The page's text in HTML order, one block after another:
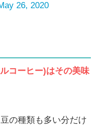
26, 2020
コーヒー)はその美味
の種類も多い分だけ